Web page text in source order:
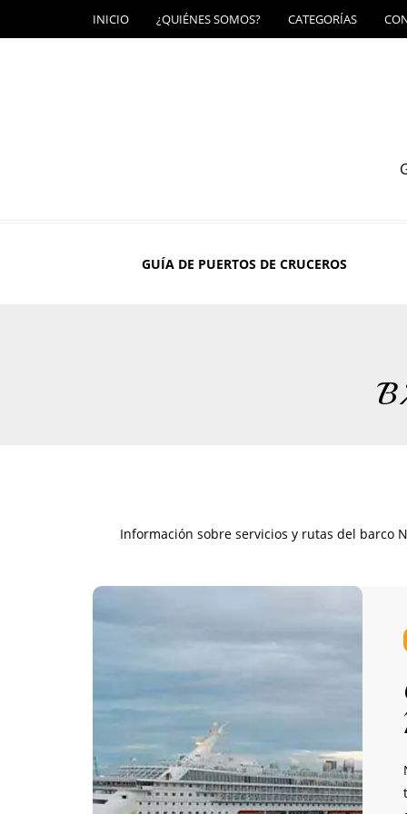
INICIO ¿QUIÉNES SOMOS? CATEGORÍAS
GUÍA DE PUERTOS DE CRUCEROS
Información sobre servicios y rutas del barco